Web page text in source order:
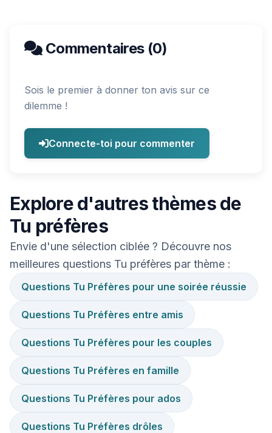
Commentaires (0)
Sois le premier à donner ton avis sur ce
dilemme !
Connecte-toi pour commenter
Explore d'autres thèmes de
Tu préfères
Envie d'une sélection ciblée ? Découvre nos
meilleures questions Tu préfères par thème :
Questions Tu Préfères pour une soirée réussie
Questions Tu Préfères entre amis
Questions Tu Préfères pour les couples
Questions Tu Préfères en famille
Questions Tu Préfères pour ados
Questions Tu Préfères drôles